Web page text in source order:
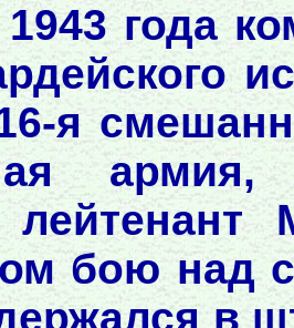
года
я
армия,
бою над
в